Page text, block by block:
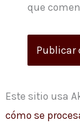
que
Este sitio usa
cómo se